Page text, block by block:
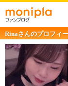
Rinaさんのプロフィ